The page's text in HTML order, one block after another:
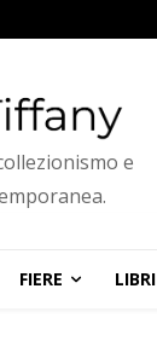
e
FIERE LIBRI